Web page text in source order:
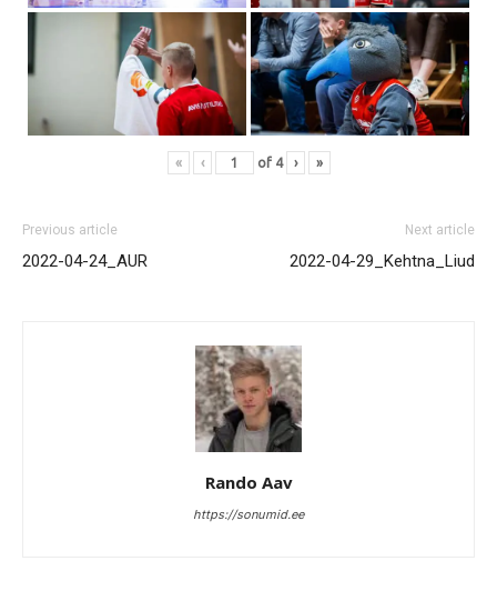
« ‹ of 4 › »
Previous article
2022-04-24_AUR
Next article
2022-04-29_Kehtna_Liud
Rando Aav
https://sonumid.ee